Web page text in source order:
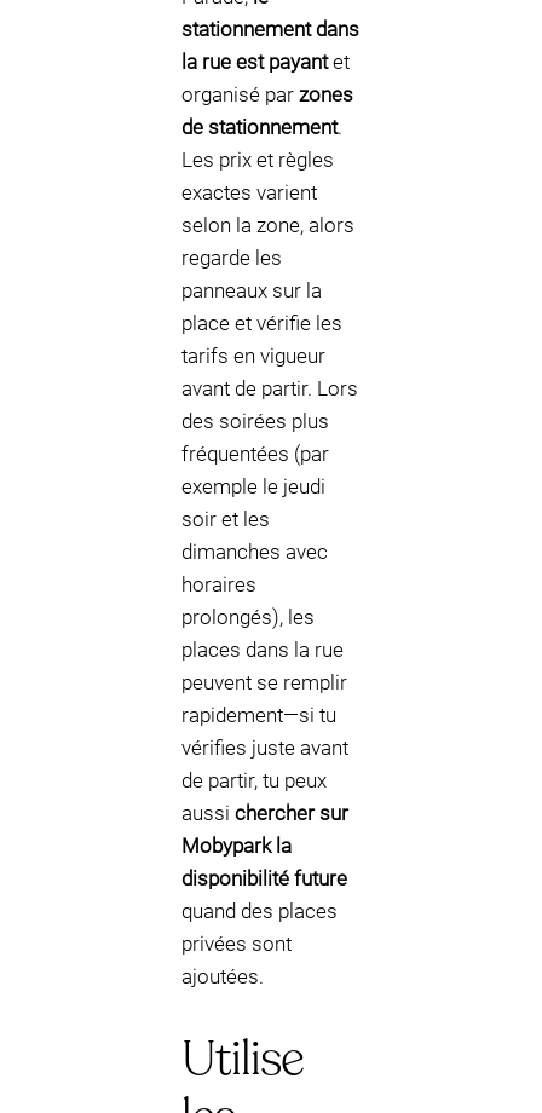
stationnement dans
la rue est payantet
organisé par zones
de stationnement.
Les prix et règles
exactes varient
selon la zone, alors
regarde les
panneaux sur la
place et vérifie les
tarifs en vigueur
avant de partir. Lors
des soirées plus
fréquentées (par
exemple le jeudi
soir et les
dimanches avec
horaires
prolongés), les
places dans la rue
peuvent se remplir
rapidement—si tu
vérifies juste avant
de partir, tu peux
aussi chercher sur
Mobypark la
disponibilité future
quand des places
privées sont
ajoutées.
Utilise